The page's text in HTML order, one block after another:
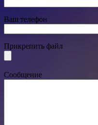
Ваш телефон
Прикрепить файл
Сообщение